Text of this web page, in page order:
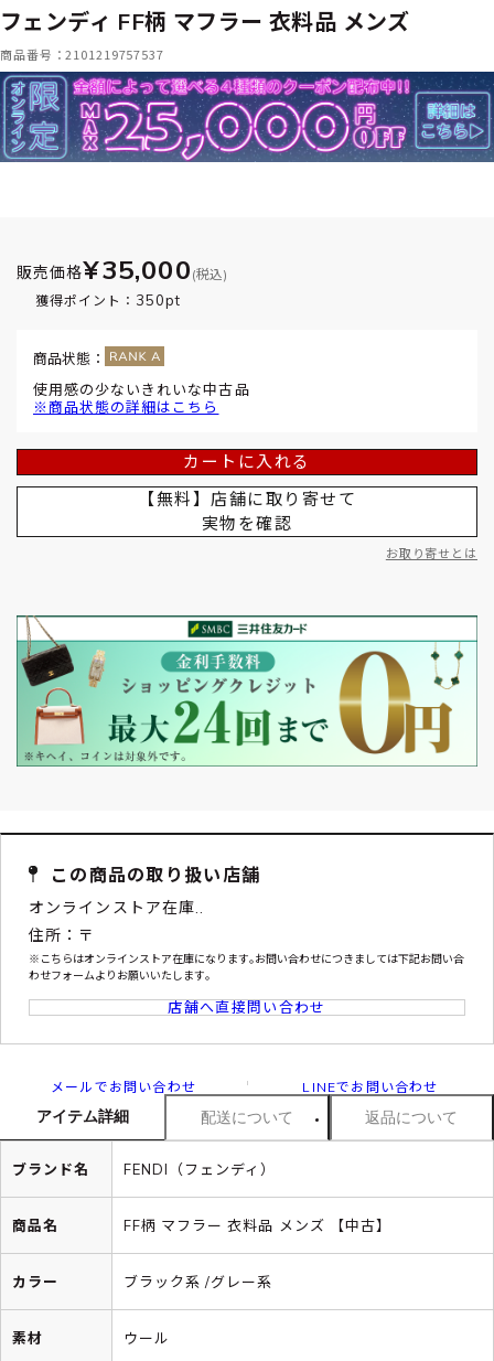
フェンディ FF柄 マフラー 衣料品 メンズ
商品番号：2101219757537
販売価格¥35,000 (税込)
獲得ポイント： 350pt
商品状態：
使用感の少ないきれいな中古品
※商品状態の詳細はこちら
カートに入れる
【無料】店舗に取り寄せて
実物を確認
お取り寄せとは
この商品の取り扱い店舗
オンラインストア在庫..
住所：〒
※こちらはオンラインストア在庫になります｡お問い合わせにつきましては下記お問い合
わせフォームよりお願いいたします｡
店舗へ直接問い合わせ
メールでお問い合わせ LINEでお問い合わせ
アイテム詳細 配送について 返品について
ブランド名 FENDI（フェンディ）
商品名 FF柄 マフラー 衣料品 メンズ 【中古】
カラー ブラック系 /グレー系
素材 ウール